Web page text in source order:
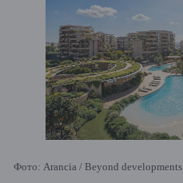
Фото: Arancia / Beyond developments